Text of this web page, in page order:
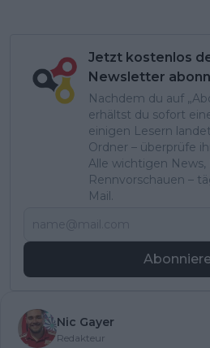
Jetzt kostenlos
Newsletter
Nachdem du auf
erhältst du sofort
einigen Lesern
Ordner – überprüfe
Alle wichtigen News,
Rennvorschauen –
Mail.
Nic Gayer
Redakteur